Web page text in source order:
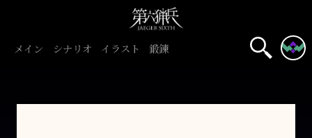
メイン シナリオ イラスト 鍛錬